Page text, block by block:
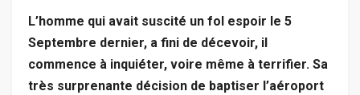
L’homme qui avait suscité un fol espoir le 5
Septembre dernier, a fini de décevoir, il
commence à inquiéter, voire même à terrifier. Sa
très surprenante décision de baptiser l’aéroport